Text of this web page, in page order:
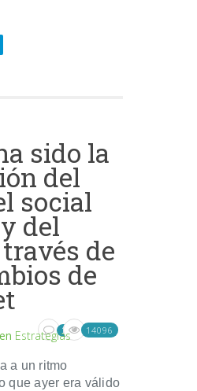
sido la
del
social
del
de
de
en Estrategias
1 14096
a un ritmo
que ayer era válido